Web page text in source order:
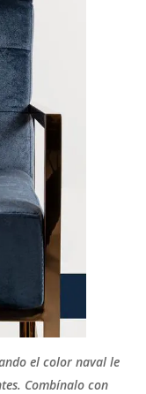
el color naval le
Combínalo con